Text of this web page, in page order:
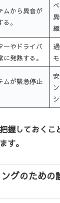
ムから異音が
。
ーやドライバ
に発熱する。
ムが緊急停止
握しておくこ
す。
グのための